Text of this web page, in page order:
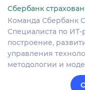
Сбербанк
Команда Сбербанк
Специалиста по
построение,
управления
методологии и